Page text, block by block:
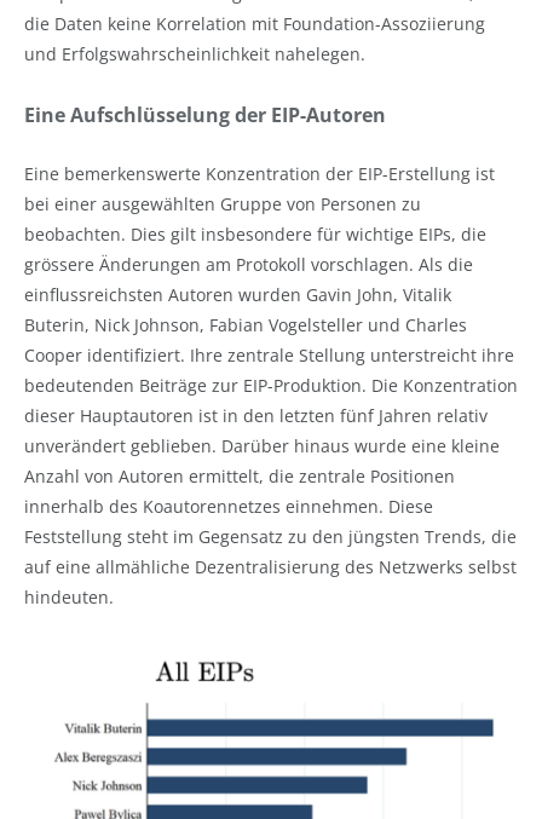
die Daten keine Korrelation mit Foundation-Assoziierung
und Erfolgswahrscheinlichkeit nahelegen.
Eine Aufschlüsselung der EIP-Autoren
Eine bemerkenswerte Konzentration der EIP-Erstellung ist
bei einer ausgewählten Gruppe von Personen zu
beobachten. Dies gilt insbesondere für wichtige EIPs, die
grössere Änderungen am Protokoll vorschlagen. Als die
einflussreichsten Autoren wurden Gavin John, Vitalik
Buterin, Nick Johnson, Fabian Vogelsteller und Charles
Cooper identifiziert. Ihre zentrale Stellung unterstreicht ihre
bedeutenden Beiträge zur EIP-Produktion. Die Konzentration
dieser Hauptautoren ist in den letzten fünf Jahren relativ
unverändert geblieben. Darüber hinaus wurde eine kleine
Anzahl von Autoren ermittelt, die zentrale Positionen
innerhalb des Koautorennetzes einnehmen. Diese
Feststellung steht im Gegensatz zu den jüngsten Trends, die
auf eine allmähliche Dezentralisierung des Netzwerks selbst
hindeuten.